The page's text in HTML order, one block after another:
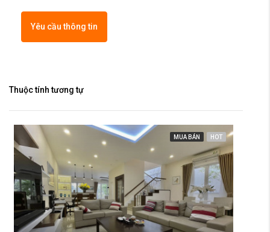
Yêu cầu thông tin
Thuộc tính tương tự
MUA BÁN HOT